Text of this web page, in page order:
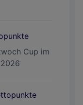
Cup im